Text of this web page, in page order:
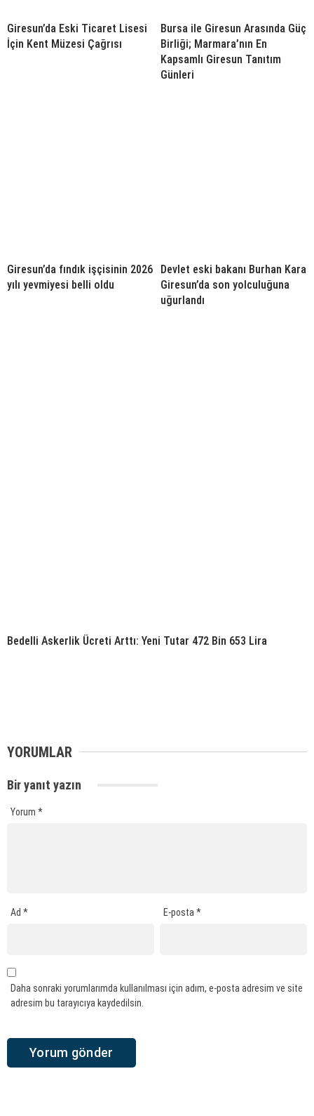
Giresun’da Eski Ticaret Lisesi
İçin Kent Müzesi Çağrısı
Bursa ile Giresun Arasında Güç
Birliği; Marmara’nın En
Kapsamlı Giresun Tanıtım
Günleri
Giresun’da fındık işçisinin 2026
yılı yevmiyesi belli oldu
Devlet eski bakanı Burhan Kara
Giresun’da son yolculuğuna
uğurlandı
Bedelli Askerlik Ücreti Arttı: Yeni Tutar 472 Bin 653 Lira
YORUMLAR
Bir yanıt yazın
Yorum *
Ad * E-posta*
Daha sonraki yorumlarımda kullanılması için adım, e-posta adresim ve site
adresim bu tarayıcıya kaydedilsin.